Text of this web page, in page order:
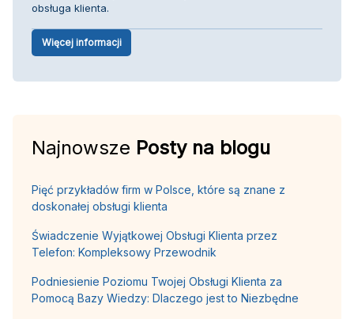
obsługa klienta.
Więcej informacji
Najnowsze Posty na blogu
Pięć przykładów firm w Polsce, które są znane z
doskonałej obsługi klienta
Świadczenie Wyjątkowej Obsługi Klienta przez
Telefon: Kompleksowy Przewodnik
Podniesienie Poziomu Twojej Obsługi Klienta za
Pomocą Bazy Wiedzy: Dlaczego jest to Niezbędne